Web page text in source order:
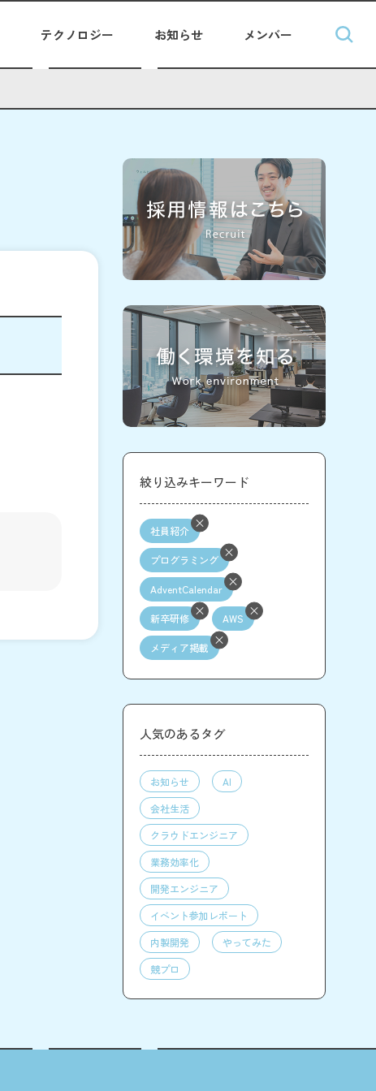
テクノロジー お知らせ メンバー
絞り込みキーワード
社員紹介
プログラミング
AdventCalendar
新卒研修 AWS
メディア掲載
人気のあるタグ
お知らせ
AI
会社生活
クラウドエンジニア
業務効率化
開発エンジニア
イベント参加レポート
内製開発
やってみた
競プロ